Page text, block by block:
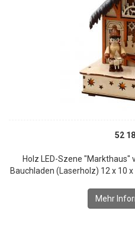
52
Holz LED-Szene
Bauchladen (Laserholz) 12 x 10
Mehr